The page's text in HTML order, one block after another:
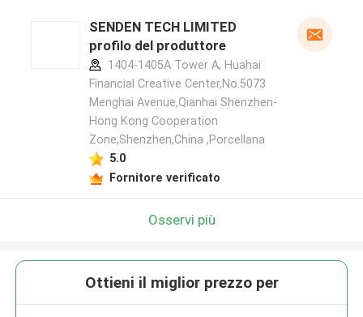
SENDEN TECH LIMITED
profilo del produttore
1404-1405A Tower A, Huahai
Financial Creative Center,No.5073
Menghai Avenue,Qianhai Shenzhen-
Hong Kong Cooperation
Zone,Shenzhen,China ,Porcellana
5.0
Fornitore verificato
Osservi più
Ottieni il miglior prezzo per